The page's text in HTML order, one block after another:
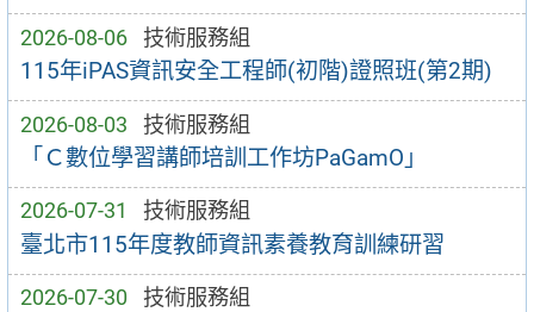
2026-08-06 技術服務組
115年iPAS資訊安全工程師(初階)證照班(第2期)
2026-08-03 技術服務組
「Ｃ數位學習講師培訓工作坊PaGamO」
2026-07-31 技術服務組
臺北市115年度教師資訊素養教育訓練研習
2026-07-30 技術服務組